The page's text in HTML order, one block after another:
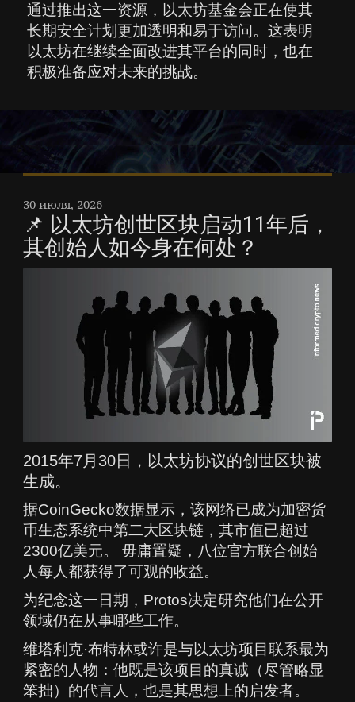
通过推出这一资源，以太坊基金会正在使其
长期安全计划更加透明和易于访问。这表明
以太坊在继续全面改进其平台的同时，也在
积极准备应对未来的挑战。
30 июля, 2026
📌 以太坊创世区块启动11年后，
其创始人如今身在何处？
2015年7月30日，以太坊协议的创世区块被
生成。
据CoinGecko数据显示，该网络已成为加密货
币生态系统中第二大区块链，其市值已超过
2300亿美元。 毋庸置疑，八位官方联合创始
人每人都获得了可观的收益。
为纪念这一日期，Protos决定研究他们在公开
领域仍在从事哪些工作。
维塔利克·布特林或许是与以太坊项目联系最为
紧密的人物：他既是该项目的真诚（尽管略显
笨拙）的代言人，也是其思想上的启发者。